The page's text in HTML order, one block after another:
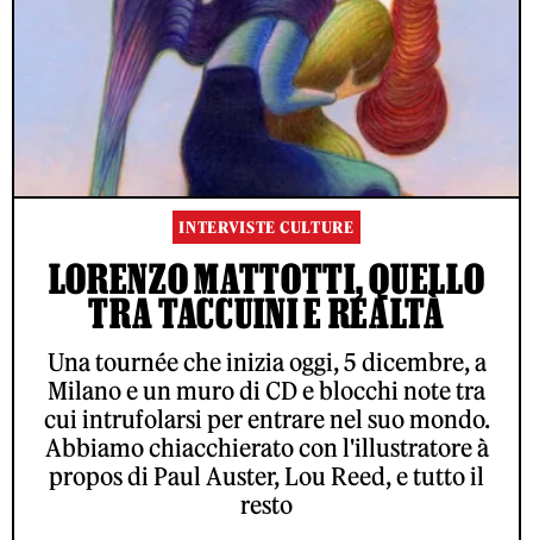
INTERVISTE CULTURE
LORENZO MATTOTTI, QUELLO
TRA TACCUINI E REALTÀ
Una tournée che inizia oggi, 5 dicembre, a
Milano e un muro di CD e blocchi note tra
cui intrufolarsi per entrare nel suo mondo.
Abbiamo chiacchierato con l'illustratore à
propos di Paul Auster, Lou Reed, e tutto il
resto